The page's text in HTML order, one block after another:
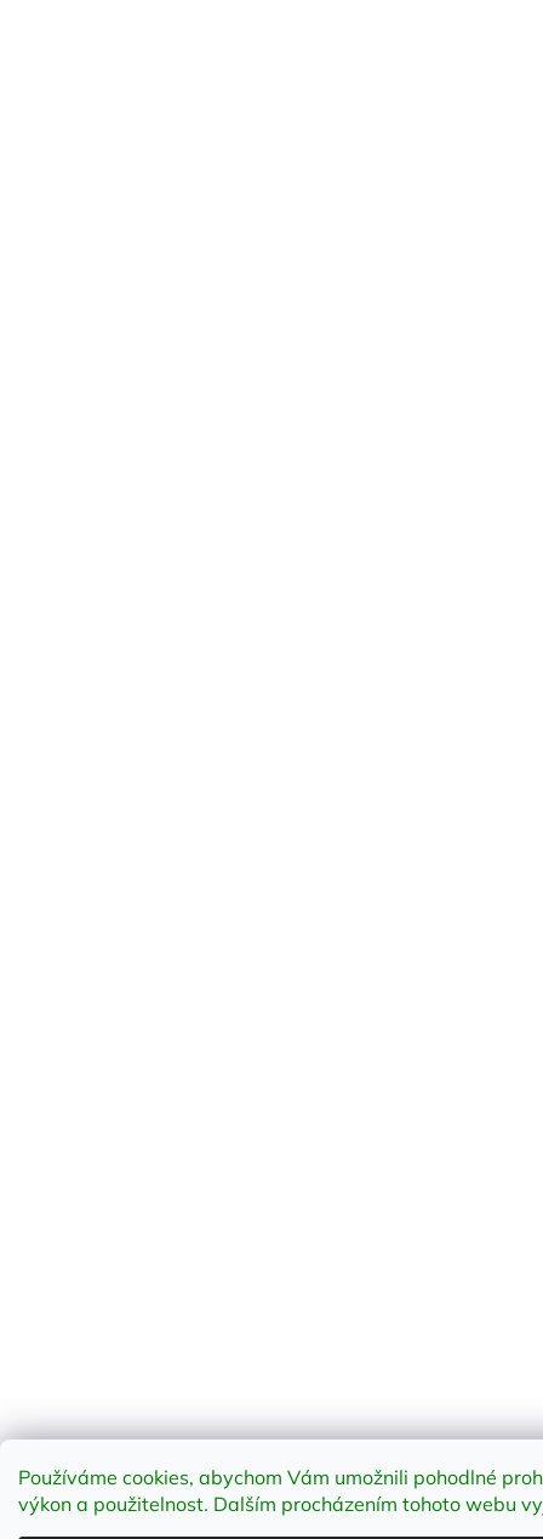
Používáme cookies, abychom Vám umožnili pohodlné
výkon a použitelnost. Dalším procházením tohoto webu